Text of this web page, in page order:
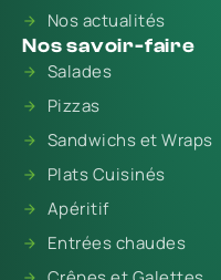
Nos actualités
Nos savoir-faire
Salades
Pizzas
Sandwichs et Wraps
Plats Cuisinés
Apéritif
Entrées chaudes